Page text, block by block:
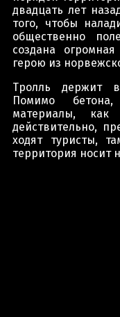
двадцать лет
того, чтобы
общественно
создана огромная
герою из
Тролль держит
Помимо
материалы, как
действительно,
ходят туристы,
территория носит